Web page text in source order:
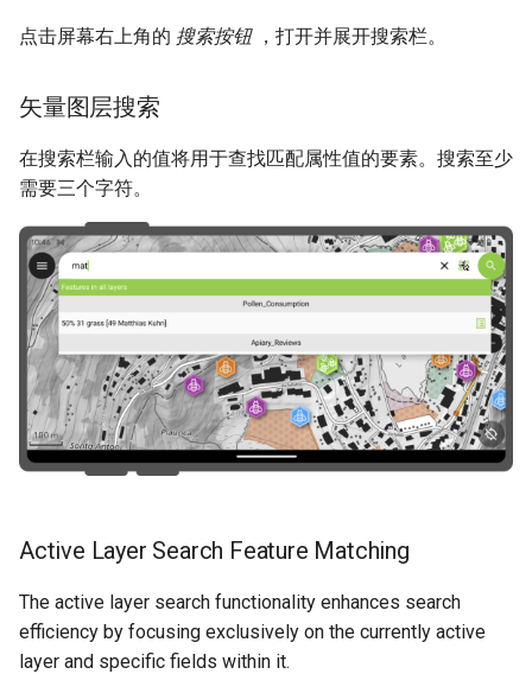
Translation contribution
许可证
FAQ
表达式计算器
在QGIS中配置矢量图层搜索
Variables
实时默认值
Shared datasets
插件
Multilingual project support
QR Codes
机密
技术参数
System documentation
官方 QFieldCloud SDK 和
Expression variables
解决问题
Vanilla surveys
Heritage impact assessment
点击屏幕右上角的 搜索按钮，打开并展开搜索栏。
矢量图层搜索
在搜索栏输入的值将用于查找匹配属性值的要素。搜索至少
需要三个字符。
Active Layer Search Feature Matching
The active layer search functionality enhances search
efficiency by focusing exclusively on the currently active
layer and specific fields within it.